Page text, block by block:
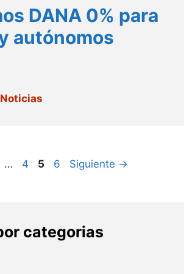
DANA 0% para
autónomos
Noticias
… Página
4 Página
5 Página
6 Siguiente →
categorias